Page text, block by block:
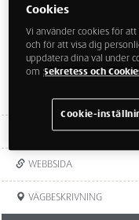
08-544 70 680
WEBBSIDA
VÄGBESKRIVNING
Cookies
Vi använder cookies för
och för att visa dig
uppdatera dina val under
om Sekretess och
Cookie-